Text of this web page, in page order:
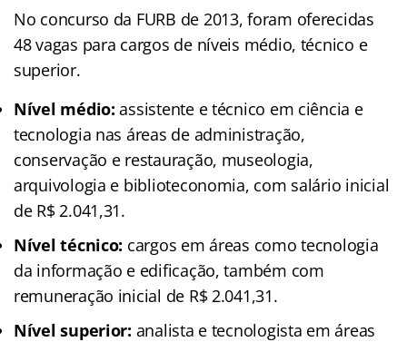
No concurso da FURB de 2013, foram oferecidas
48 vagas para cargos de níveis médio, técnico e
superior.
Nível médio: assistente e técnico em ciência e
tecnologia nas áreas de administração,
conservação e restauração, museologia,
arquivologia e biblioteconomia, com salário inicial
de R$ 2.041,31.
Nível técnico: cargos em áreas como tecnologia
da informação e edificação, também com
remuneração inicial de R$ 2.041,31.
Nível superior: analista e tecnologista em áreas